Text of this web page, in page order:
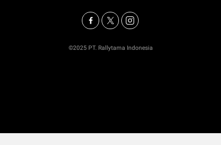
©2025 PT. Rallytama Indonesia